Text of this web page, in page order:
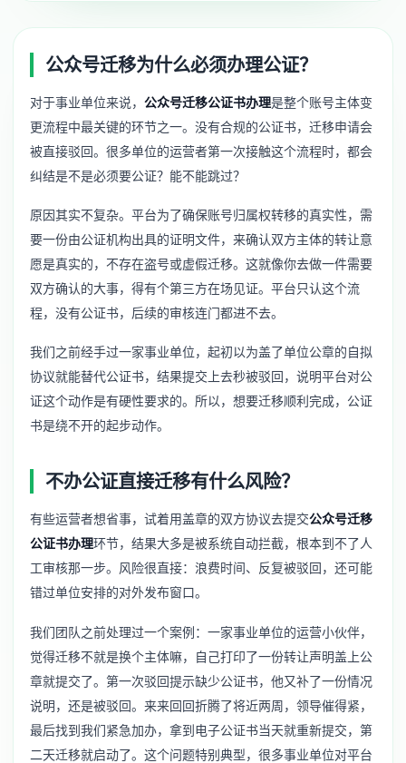
公众号迁移为什么必须办理公证？
对于事业单位来说， 公众号迁移公证书办理是整个账号主体变
更流程中最关键的环节之一。没有合规的公证书，迁移申请会
被直接驳回。很多单位的运营者第一次接触这个流程时，都会
纠结是不是必须要公证？能不能跳过？
原因其实不复杂。平台为了确保账号归属权转移的真实性，需
要一份由公证机构出具的证明文件，来确认双方主体的转让意
愿是真实的，不存在盗号或虚假迁移。这就像你去做一件需要
双方确认的大事，得有个第三方在场见证。平台只认这个流
程，没有公证书，后续的审核连门都进不去。
我们之前经手过一家事业单位，起初以为盖了单位公章的自拟
协议就能替代公证书，结果提交上去秒被驳回，说明平台对公
证这个动作是有硬性要求的。所以，想要迁移顺利完成，公证
书是绕不开的起步动作。
不办公证直接迁移有什么风险？
有些运营者想省事，试着用盖章的双方协议去提交公众号迁移
公证书办理环节，结果大多是被系统自动拦截，根本到不了人
工审核那一步。风险很直接：浪费时间、反复被驳回，还可能
错过单位安排的对外发布窗口。
我们团队之前处理过一个案例：一家事业单位的运营小伙伴，
觉得迁移不就是换个主体嘛，自己打印了一份转让声明盖上公
章就提交了。第一次驳回提示缺少公证书，他又补了一份情况
说明，还是被驳回。来来回回折腾了将近两周，领导催得紧，
最后找到我们紧急加办，拿到电子公证书当天就重新提交，第
二天迁移就启动了。这个问题特别典型，很多事业单位对平台